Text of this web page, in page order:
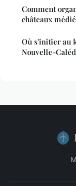
Comment
châteaux
Où s'initier au
Nouvelle-